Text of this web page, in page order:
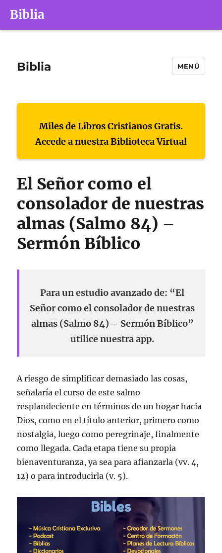
Biblia
Biblia MENÚ
Miles de Libros Cristianos Gratis.
Accede a nuestra Biblioteca Virtual
El Señor como el
consolador de nuestras
almas (Salmo 84) –
Sermón Bíblico
Para un estudio avanzado de: “El
Señor como el consolador de nuestras
almas (Salmo 84) – Sermón Bíblico”
utilice nuestra app.
A riesgo de simplificar demasiado las cosas,
señalaría el curso de este salmo
resplandeciente en términos de un hogar hacia
Dios, como en el título anterior, primero como
nostalgia, luego como peregrinaje, finalmente
como llegada. Cada etapa tiene su propia
bienaventuranza, ya sea para afianzarla (vv. 4,
12) o para introducirla (v. 5).